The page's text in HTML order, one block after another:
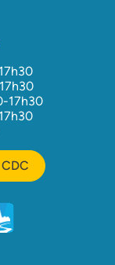
17h30
onglet)onglet)
un nouvel onglet)
dans un nouvel
dans un